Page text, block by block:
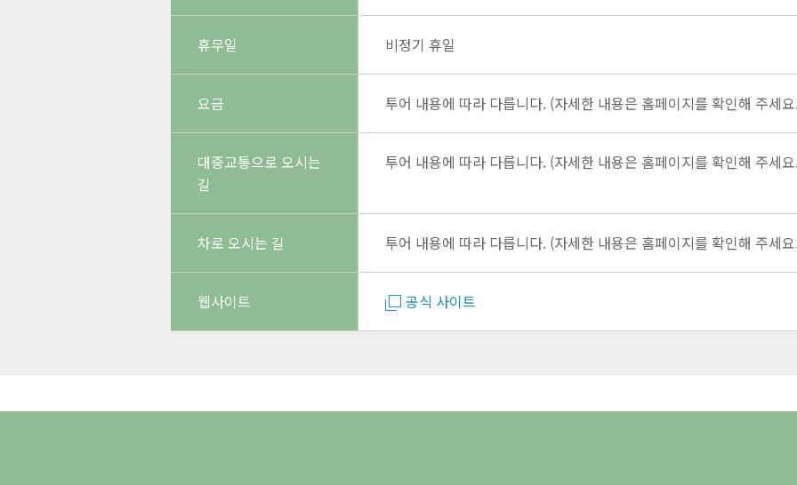
휴무일 비정기 휴일
요금 투어 내용에 따라 다릅니다. (자세한 내용은 홈페이지를 확인해 주세
대중교통으로 오시는
길
투어 내용에 따라 다릅니다. (자세한 내용은 홈페이지를 확인해 주세
차로 오시는 길 투어 내용에 따라 다릅니다. (자세한 내용은 홈페이지를 확인해 주세
웹사이트 공식 사이트